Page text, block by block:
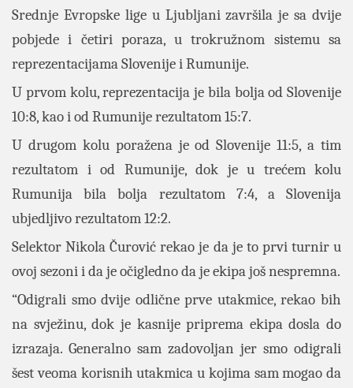
Srednje Evropske lige u Ljubljani završila je sa dvije
pobjede i četiri poraza, u trokružnom sistemu sa
reprezentacijama Slovenije i Rumunije.
U prvom kolu, reprezentacija je bila bolja od Slovenije
10:8, kao i od Rumunije rezultatom 15:7.
U drugom kolu poražena je od Slovenije 11:5, a tim
rezultatom i od Rumunije, dok je u trećem kolu
Rumunija bila bolja rezultatom 7:4, a Slovenija
ubjedljivo rezultatom 12:2.
Selektor Nikola Čurović rekao je da je to prvi turnir u
ovoj sezoni i da je očigledno da je ekipa još nespremna.
“Odigrali smo dvije odlične prve utakmice, rekao bih
na svježinu, dok je kasnije priprema ekipa dosla do
izrazaja. Generalno sam zadovoljan jer smo odigrali
šest veoma korisnih utakmica u kojima sam mogao da